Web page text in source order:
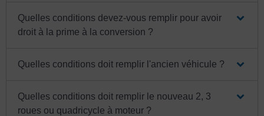
Quelles conditions devez-vous remplir pour avoir
droit à la prime à la conversion ?
Quelles conditions doit remplir l'ancien véhicule ?
Quelles conditions doit remplir le nouveau 2, 3
roues ou quadricycle à moteur ?